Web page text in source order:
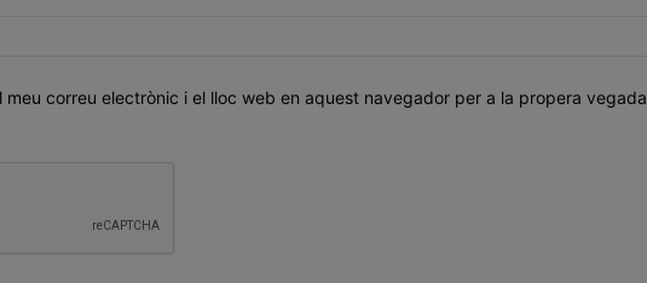
meu correu electrònic i el lloc web en aquest navegador per a la propera vegada